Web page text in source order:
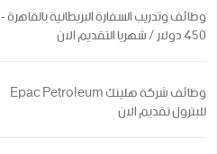
وظائف وتدريب السفارة البريطانية بالقاهرة -
450 دولار / شهريا التقديم الان
وظائف شركة هلينك Epac Petroleum
للبترول تقديم الان